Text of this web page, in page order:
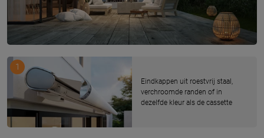
Eindkappen uit roestvrij staal,
verchroomde randen of in
dezelfde kleur als de cassette
1